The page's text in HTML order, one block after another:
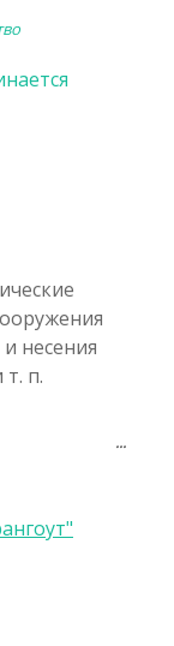
несения
п.
...